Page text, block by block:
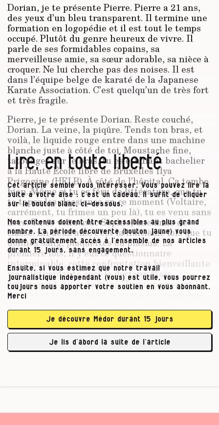
Dorian, je te présente Pierre. Pierre a 21 ans,
des yeux d’un bleu transparent. Il termine une
formation en logopédie et il est tout le temps
occupé. Plutôt du genre heureux de vivre. Il
parle de ses formidables copains, sa
merveilleuse amie, sa sœur adorable, sa nièce à
croquer. Ne lui cherche pas des noises. Il est
dans l’équipe belge de karaté de la Japanese
Karate Association. C’est quelqu’un de très fort
et très fragile.
Pierre, je te présente Dorian. Reste couché,
Dorian. La veine, la piqûre. Tends ton bras, et
voilà, le liquide rouge entre dans une machine
blanche juste à côté de toi. Moustache fine,
tatouages sur le bras, tu es étudiant bachelier
à la Haute École libre de Bruxelles Ilya
Prigogine (HELB). À côté de l’hôpital. Ça tombe
bien. Même si tu es féru de littérature, que tu
te tapes les classiques en ce moment (Voltaire,
carrément, tu frimes un peu là), tu es venu sans
livre. Tu es venu avec Sophie, une amie de
classe. En deux ans, c’est la huitième fois que tu
donnes sang, plaquettes ou plasma. La
première fois, il y eut ce questionnaire
interminable, cette confrontation bienveillante
mais intimidante avec le docteur. Mais
maintenant, tu es habitué. Ton sang rougit les
fins tubes translucides, traverse les méandres
du sang, et te réinjecte plaquettes et globules
rouges. Le plasma gonfle d’un liquide jaunâtre
une poche de 650 millilitres, ainsi que cinq
tubes de quelques …
Lire, en toute liberté
Cet article semble vous intéresser. Vous pouvez lire la
suite à votre aise : c’est un cadeau. Il suffit de cliquer
sur le bouton blanc, ci-dessous.
Nos contenus doivent être accessibles au plus grand
nombre. La période découverte (bouton jaune) vous
donne gratuitement accès à l’ensemble de nos articles
durant 15 jours, sans engagement.
Ensuite, si vous estimez que notre travail
journalistique indépendant (vous) est utile, vous pourrez
toujours nous apporter votre soutien en vous abonnant.
Merci
Je découvre Médor durant 15 jours
Je lis d’abord la suite de l’article